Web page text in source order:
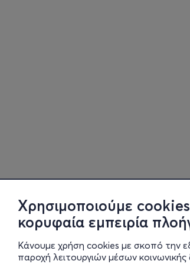
Χρησιμοποιούμε
κορυφαία εμπειρία
Κάνουμε χρήση cookies με σκοπό την
παροχή λειτουργιών μέσων